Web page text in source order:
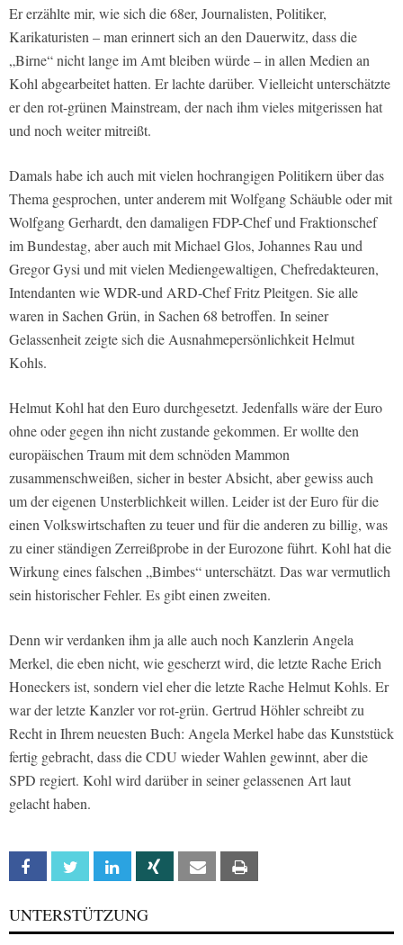
Er erzählte mir, wie sich die 68er, Journalisten, Politiker,
Karikaturisten – man erinnert sich an den Dauerwitz, dass die
„Birne“ nicht lange im Amt bleiben würde – in allen Medien an
Kohl abgearbeitet hatten. Er lachte darüber. Vielleicht unterschätzte
er den rot-grünen Mainstream, der nach ihm vieles mitgerissen hat
und noch weiter mitreißt.
Damals habe ich auch mit vielen hochrangigen Politikern über das
Thema gesprochen, unter anderem mit Wolfgang Schäuble oder mit
Wolfgang Gerhardt, den damaligen FDP-Chef und Fraktionschef
im Bundestag, aber auch mit Michael Glos, Johannes Rau und
Gregor Gysi und mit vielen Mediengewaltigen, Chefredakteuren,
Intendanten wie WDR-und ARD-Chef Fritz Pleitgen. Sie alle
waren in Sachen Grün, in Sachen 68 betroffen. In seiner
Gelassenheit zeigte sich die Ausnahmepersönlichkeit Helmut
Kohls.
Helmut Kohl hat den Euro durchgesetzt. Jedenfalls wäre der Euro
ohne oder gegen ihn nicht zustande gekommen. Er wollte den
europäischen Traum mit dem schnöden Mammon
zusammenschweißen, sicher in bester Absicht, aber gewiss auch
um der eigenen Unsterblichkeit willen. Leider ist der Euro für die
einen Volkswirtschaften zu teuer und für die anderen zu billig, was
zu einer ständigen Zerreißprobe in der Eurozone führt. Kohl hat die
Wirkung eines falschen „Bimbes“ unterschätzt. Das war vermutlich
sein historischer Fehler. Es gibt einen zweiten.
Denn wir verdanken ihm ja alle auch noch Kanzlerin Angela
Merkel, die eben nicht, wie gescherzt wird, die letzte Rache Erich
Honeckers ist, sondern viel eher die letzte Rache Helmut Kohls. Er
war der letzte Kanzler vor rot-grün. Gertrud Höhler schreibt zu
Recht in Ihrem neuesten Buch: Angela Merkel habe das Kunststück
fertig gebracht, dass die CDU wieder Wahlen gewinnt, aber die
SPD regiert. Kohl wird darüber in seiner gelassenen Art laut
gelacht haben.
Facebook Twitter Linkedin Xing Email
UNTERSTÜTZUNG